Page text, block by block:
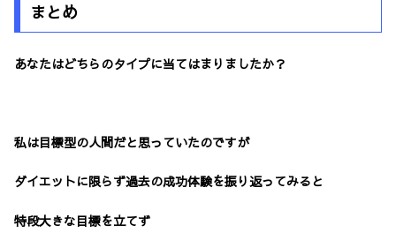
まとめ
あなたはどちらのタイプに当てはまりましたか？
私は目標型の人間だと思っていたのですが
ダイエットに限らず過去の成功体験を振り返ってみると
特段大きな目標を立てず